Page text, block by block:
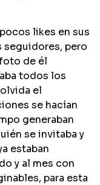
likes en sus
seguidores, pero
de él
todos los
el
se hacían
generaban
se invitaba y
estaban
y al mes con
para esta